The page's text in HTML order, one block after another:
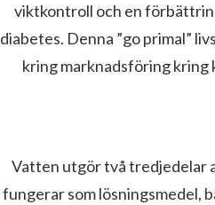
viktkontroll och en
diabetes. Denna ”go primal”
kring marknadsföring kring
Vatten utgör två tredjedelar
fungerar som lösningsmedel,